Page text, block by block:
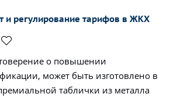
и регулирование тарифов в ЖКХ
о повышении
может быть изготовлено в
таблички из металла